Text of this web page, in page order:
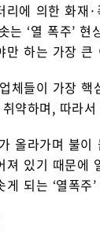
리에 의한 화재
는 ‘열 폭주’
만 하는 가장 큰
체들이 가장
약하며, 따라서
올라가며 불
져 있기 때문에
게 되는 ‘열폭